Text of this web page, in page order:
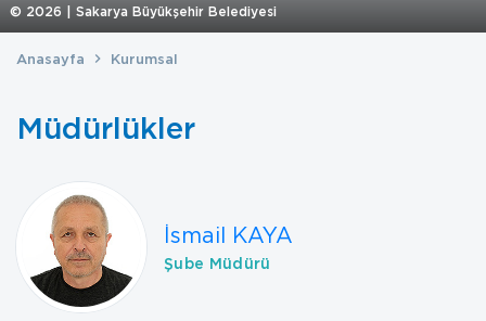
© 2026 | Sakarya Büyükşehir Belediyesi
Anasayfa Kurumsal
Müdürlükler
İsmail KAYA
Şube Müdürü